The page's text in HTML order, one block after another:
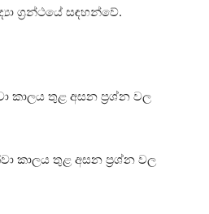
ග්‍රන්ථයේ සඳහන්වේ.
කාලය තුළ අසන ප්‍රශ්න වල
කාලය තුළ අසන ප්‍රශ්න වල